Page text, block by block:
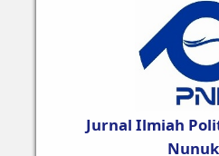
Jurnal Ilmiah